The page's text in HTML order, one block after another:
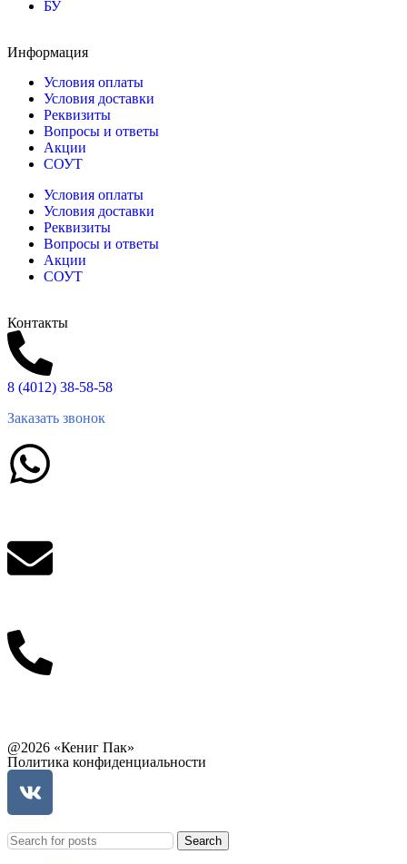
БУ
Информация
Условия оплаты
Условия доставки
Реквизиты
Вопросы и ответы
Акции
СОУТ
Условия оплаты
Условия доставки
Реквизиты
Вопросы и ответы
Акции
СОУТ
Контакты
8 (4012) 38-58-58
Заказать звонок
@2026 «Кениг Пак»
Политика конфиденциальности
Search